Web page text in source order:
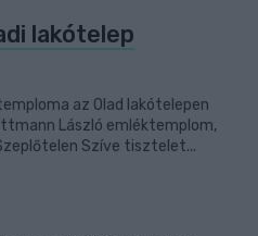
lakótelep
az Olad lakótelepen
László emléktemplom,
Szíve tisztelet...